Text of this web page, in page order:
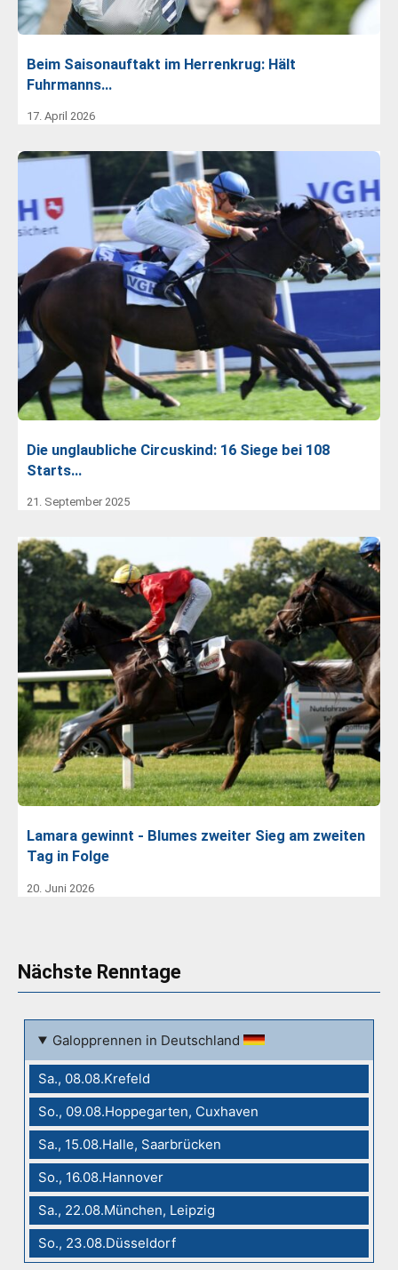
Beim Saisonauftakt im Herrenkrug: Hält
Fuhrmanns…
17. April 2026
Die unglaubliche Circuskind: 16 Siege bei 108
Starts…
21. September 2025
Lamara gewinnt - Blumes zweiter Sieg am zweiten
Tag in Folge
20. Juni 2026
Nächste Renntage
Galopprennen in Deutschland
Sa., 08.08.Krefeld
So., 09.08.Hoppegarten, Cuxhaven
Sa., 15.08.Halle, Saarbrücken
So., 16.08.Hannover
Sa., 22.08.München, Leipzig
So., 23.08.Düsseldorf